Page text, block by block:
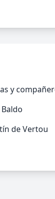
y
Baldo
de Vertou